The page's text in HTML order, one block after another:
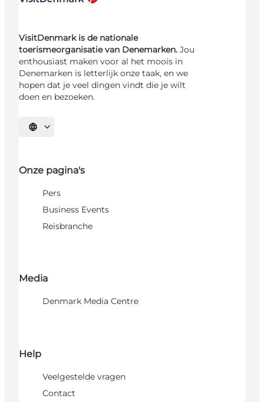
VisitDenmark is de nationale
toerismeorganisatie van Denemarken. Jou
enthousiast maken voor al het moois in
Denemarken is letterlijk onze taak, en we
hopen dat je veel dingen vindt die je wilt
doen en bezoeken.
Selecteer taal
Onze pagina's
Pers
Business Events
Reisbranche
Media
Denmark Media Centre
Help
Veelgestelde vragen
Contact